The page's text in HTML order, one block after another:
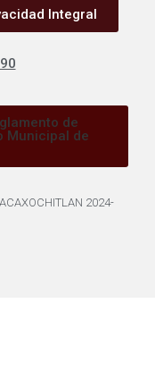
Integral
de
Municipal de
2024-